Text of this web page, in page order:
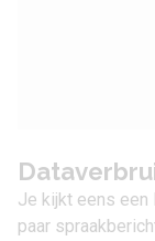
Je kijkt eens een
paar